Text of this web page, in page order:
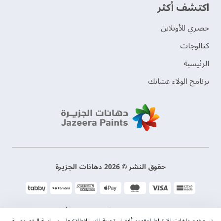
اكتشف أكثر
حصري للأونلاين
‫كتالوجات‬
الرئيسية
برنامج الولاء عشانك
حقوق النشر © 2026 دهانات الجزيرة
سياسة الخصوصية الشروط و الأحكام